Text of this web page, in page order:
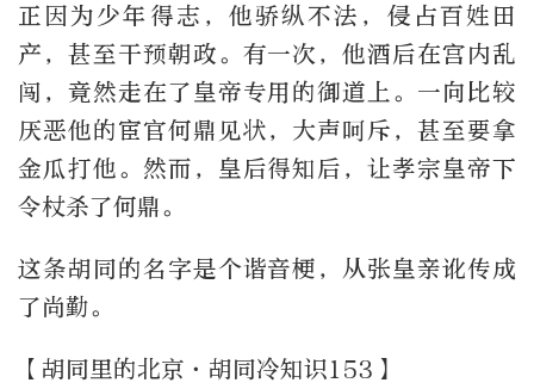
正因为少年得志，他骄纵不法，侵占百姓田
产，甚至干预朝政。有一次，他酒后在宫内乱
闯，竟然走在了皇帝专用的御道上。一向比较
厌恶他的宦官何鼎见状，大声呵斥，甚至要拿
金瓜打他。然而，皇后得知后，让孝宗皇帝下
令杖杀了何鼎。
这条胡同的名字是个谐音梗，从张皇亲讹传成
了尚勤。
【胡同里的北京·胡同冷知识153】